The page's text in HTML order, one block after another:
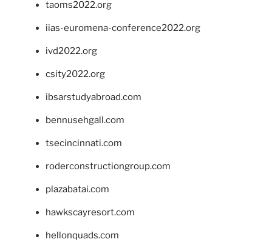
taoms2022.org
iias-euromena-conference2022.org
ivd2022.org
csity2022.org
ibsarstudyabroad.com
bennusehgall.com
tsecincinnati.com
roderconstructiongroup.com
plazabatai.com
hawkscayresort.com
hellonquads.com